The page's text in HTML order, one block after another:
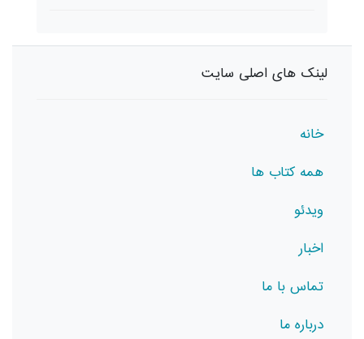
لینک های اصلی سایت
خانه
همه کتاب ها
ویدئو
اخبار
تماس با ما
درباره ما